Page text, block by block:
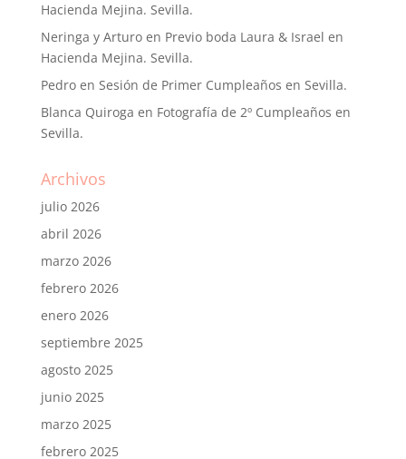
Hacienda Mejina. Sevilla.
Neringa y Arturoen Previo boda Laura & Israel en
Hacienda Mejina. Sevilla.
Pedroen Sesión de Primer Cumpleaños en Sevilla.
Blanca Quiroga en Fotografía de 2º Cumpleaños en
Sevilla.
Archivos
julio 2026
abril 2026
marzo 2026
febrero 2026
enero 2026
septiembre 2025
agosto 2025
junio 2025
marzo 2025
febrero 2025